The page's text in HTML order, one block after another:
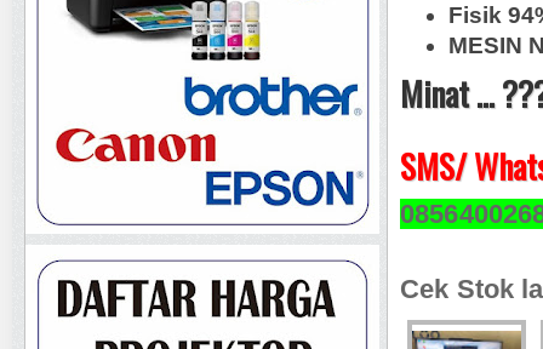
Fisik
MESIN
Minat ...
SMS/
Cek Stok